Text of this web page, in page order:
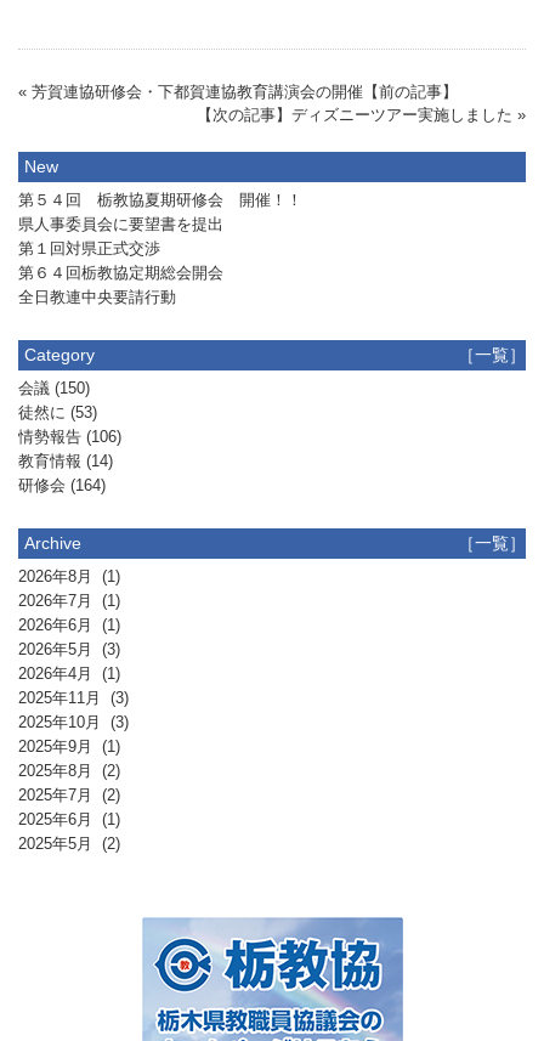
« 芳賀連協研修会・下都賀連協教育講演会の開催【前の記事】
【次の記事】ディズニーツアー実施しました »
New
第５４回 栃教協夏期研修会 開催！！
県人事委員会に要望書を提出
第１回対県正式交渉
第６４回栃教協定期総会開会
全日教連中央要請行動
Category ［一覧］
会議 (150)
徒然に (53)
情勢報告 (106)
教育情報 (14)
研修会 (164)
Archive ［一覧］
2026年8月
(1)
2026年7月
(1)
2026年6月
(1)
2026年5月
(3)
2026年4月
(1)
2025年11月
(3)
2025年10月
(3)
2025年9月
(1)
2025年8月
(2)
2025年7月
(2)
2025年6月
(1)
2025年5月
(2)